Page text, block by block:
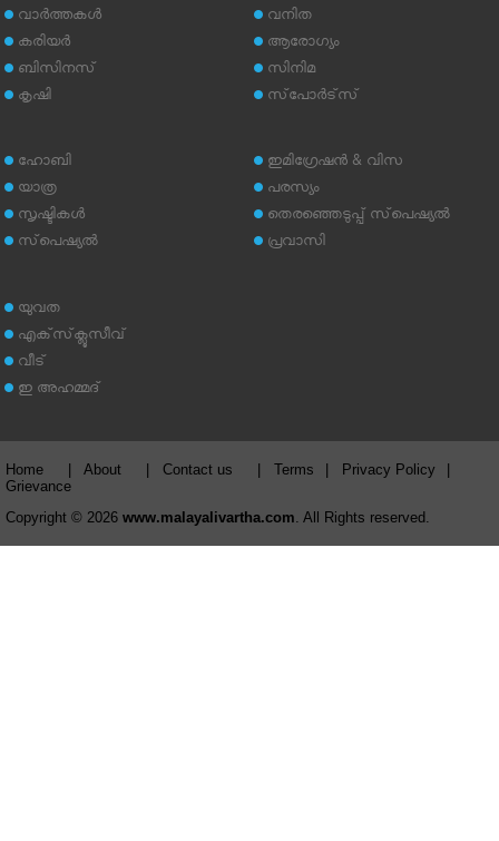
വാര്‍ത്തകള്‍
കരിയര്‍
ബിസിനസ്
കൃഷി
വനിത
ആരോഗ്യം
സിനിമ
സ്‌പോര്‍ട്‌സ്
ഹോബി
യാത്ര
സൃഷ്ടികള്‍
സ്‌പെഷ്യല്‍
ഇമിഗ്രേഷന്‍ & വിസ
പരസ്യം
തെരഞ്ഞെടുപ്പ് സ്‌പെഷ്യല്‍
പ്രവാസി
യുവത
എക്‌സ്‌ക്ലൂസീവ്
വീട്
ഇ അഹമ്മദ്‌
Home About Contact us Terms Privacy Policy
Grievance
Copyright © 2026 www.malayalivartha.com . All Rights reserved.